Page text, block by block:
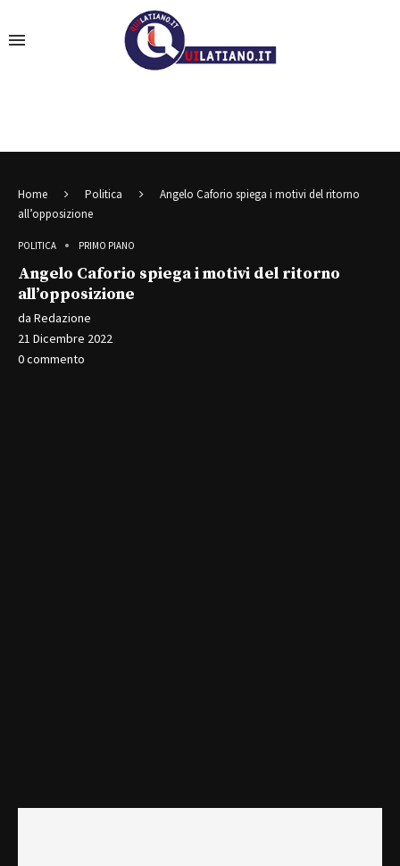
Home Politica
Angelo Caforio spiega i motivi del ritorno
all’opposizione
POLITICA PRIMO PIANO
Angelo Caforio spiega i motivi del ritorno
all’opposizione
da Redazione
21 Dicembre 2022
0 commento